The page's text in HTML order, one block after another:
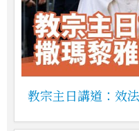
教宗主日講道：效